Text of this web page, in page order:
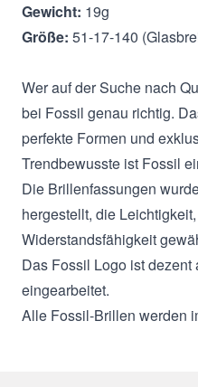
Gewicht: 19g
Größe: 51-17-140
Wer auf der Suche nach
bei Fossil genau richtig.
perfekte Formen und
Trendbewusste ist Fossil
Die Brillenfassungen
hergestellt, die
Widerstandsfähigkeit
Das Fossil Logo ist dezent
eingearbeitet.
Alle Fossil-Brillen werden